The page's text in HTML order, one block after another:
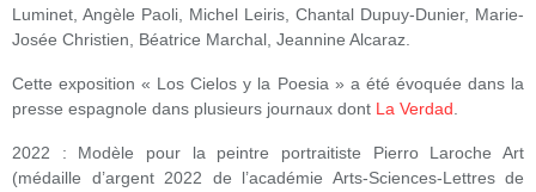
Luminet, Angèle Paoli, Michel Leiris, Chantal Dupuy-Dunier, Marie-
Josée Christien, Béatrice Marchal, Jeannine Alcaraz.
Cette exposition « Los Cielos y la Poesia » a été évoquée dans la
presse espagnole dans plusieurs journaux dont La Verdad
2022 : Modèle pour la peintre portraitiste Pierro Laroche Art
(médaille d’argent 2022 de l’académie Arts-Sciences-Lettres de